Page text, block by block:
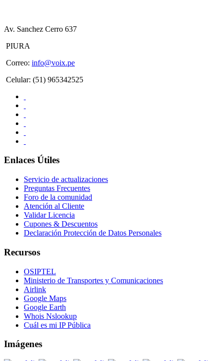
Av. Sanchez Cerro 637
PIURA
Correo: info@voix.pe
Celular: (51) 965342525
Enlaces Útiles
Servicio de actualizaciones
Preguntas Frecuentes
Foro de la comunidad
Atención al Cliente
Validar Licencia
Cupones & Descuentos
Declaración Protección de Datos Personales
Recursos
OSIPTEL
Ministerio de Transportes y Comunicaciones
Airlink
Google Maps
Google Earth
Whois Nslookup
Cuál es mi IP Pública
Imágenes